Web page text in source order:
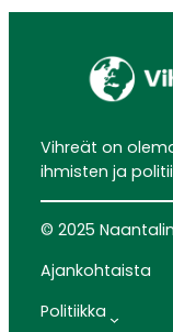
Vihreät on
ihmisten ja
© 2025
Ajankohtaista
Politiikka